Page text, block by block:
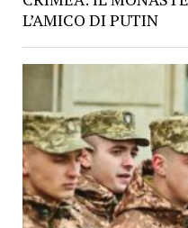
L’AMICO DI PUTIN